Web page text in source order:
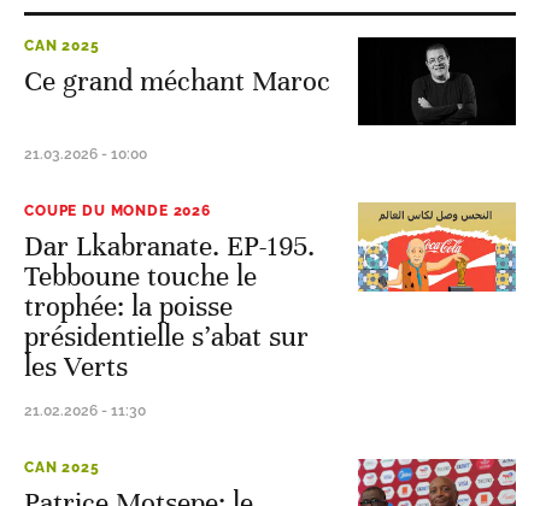
CAN 2025
Ce grand méchant Maroc
21.03.2026 - 10:00
COUPE DU MONDE 2026
Dar Lkabranate. EP-195.
Tebboune touche le
trophée: la poisse
présidentielle s’abat sur
les Verts
21.02.2026 - 11:30
CAN 2025